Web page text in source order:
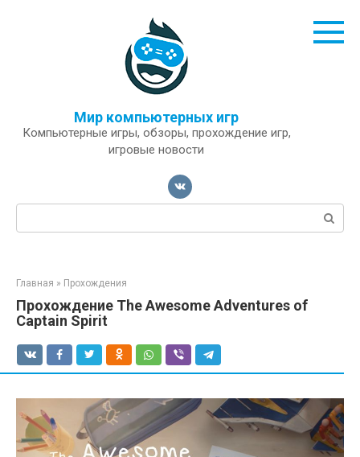
Мир компьютерных игр
Компьютерные игры, обзоры, прохождение игр,
игровые новости
Поиск:
Главная » Прохождения
Прохождение The Awesome Adventures of
Captain Spirit